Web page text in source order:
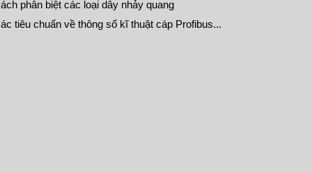
phân biệt các loại dây nhảy quang
tiêu chuẩn về thông số kĩ thuật cáp Profibus...